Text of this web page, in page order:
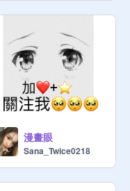
漫畫眼
Sana_Twice0218